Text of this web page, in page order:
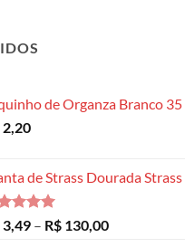
de Organza Branco
2,20
de Strass Dourada
de 5
3,49 – R$ 130,00Faixa